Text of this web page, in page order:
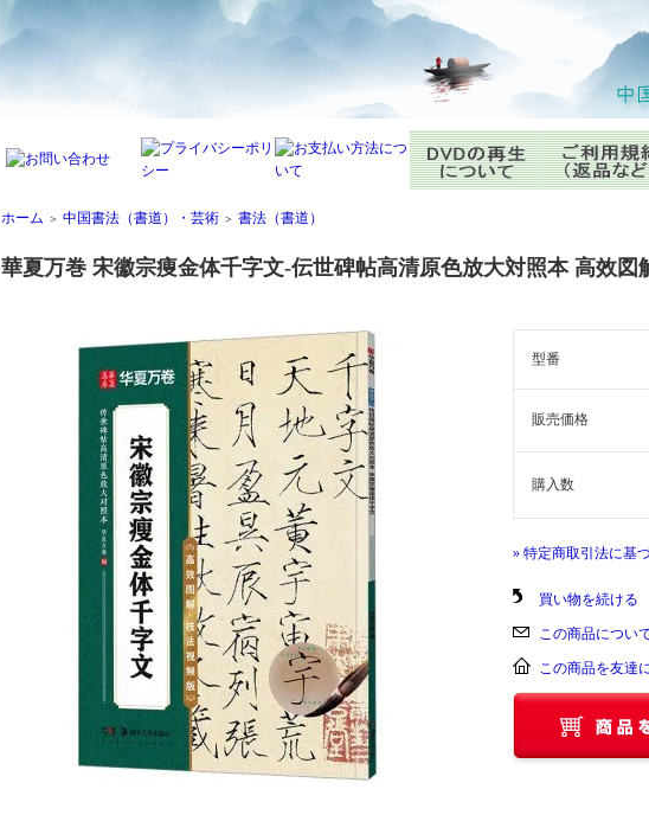
ホーム ＞ 中国書法（書道）・芸術 ＞ 書法（書道）
華夏万巻 宋徽宗痩金体千字文-伝世碑帖高清原色放大対照本 高效図
型番
販売価格
購入数
» 特定商取引法に基
買い物を続ける
この商品につい
この商品を友達